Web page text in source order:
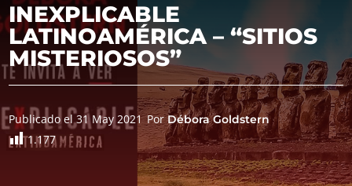
INEXPLICABLE
LATINOAMÉRICA – “SITIOS
MISTERIOSOS”
Publicado el 31 May 2021 PorDébora Goldstern
1.177